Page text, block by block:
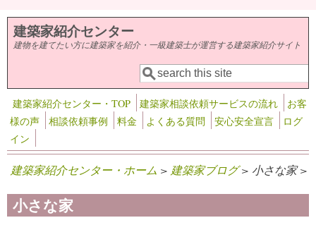
メインコンテンツに移動
建築家紹介センター
建物を建てたい方に建築家を紹介・一級建築士が運営する建築家紹介サイト
検索フォーム
検索
建築家紹介センター・TOP 建築家相談依頼サービスの流れ
お客
様の声
相談依頼事例 料金 よくある質問 安心安全宣言
ログ
イン
建築家紹介センター・ホーム > 建築家ブログ> 小さな家 >
小さな家